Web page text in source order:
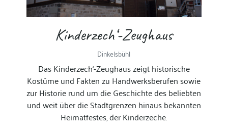
Kinderzech‘-Zeughaus
Dinkelsbühl
Das Kinderzech‘-Zeughaus zeigt historische
Kostüme und Fakten zu Handwerksberufen sowie
zur Historie rund um die Geschichte des beliebten
und weit über die Stadtgrenzen hinaus bekannten
Heimatfestes, der Kinderzeche.